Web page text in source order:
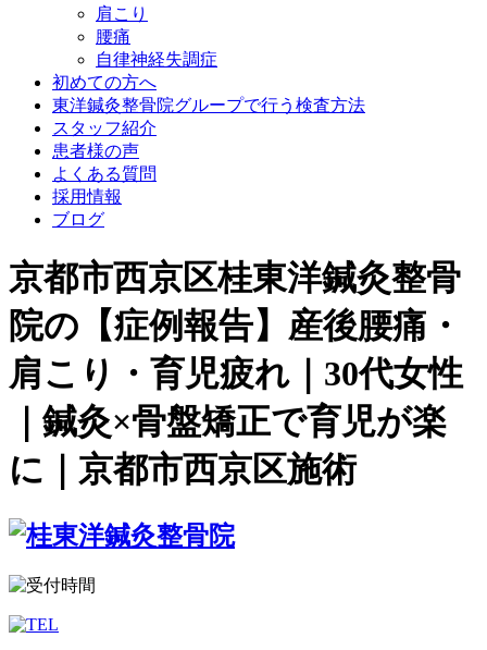
肩こり
腰痛
自律神経失調症
初めての方へ
東洋鍼灸整骨院グループで行う検査方法
スタッフ紹介
患者様の声
よくある質問
採用情報
ブログ
京都市西京区桂東洋鍼灸整骨
院の【症例報告】産後腰痛・
肩こり・育児疲れ｜30代女性
｜鍼灸×骨盤矯正で育児が楽
に｜京都市西京区施術